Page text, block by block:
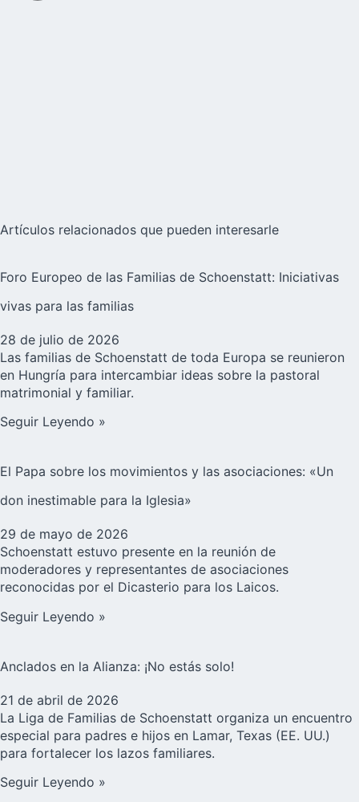
Artículos relacionados que pueden interesarle
Foro Europeo de las Familias de Schoenstatt: Iniciativas
vivas para las familias
28 de julio de 2026
Las familias de Schoenstatt de toda Europa se reunieron
en Hungría para intercambiar ideas sobre la pastoral
matrimonial y familiar.
Seguir Leyendo »
El Papa sobre los movimientos y las asociaciones: «Un
don inestimable para la Iglesia»
29 de mayo de 2026
Schoenstatt estuvo presente en la reunión de
moderadores y representantes de asociaciones
reconocidas por el Dicasterio para los Laicos.
Seguir Leyendo »
Anclados en la Alianza: ¡No estás solo!
21 de abril de 2026
La Liga de Familias de Schoenstatt organiza un encuentro
especial para padres e hijos en Lamar, Texas (EE. UU.)
para fortalecer los lazos familiares.
Seguir Leyendo »